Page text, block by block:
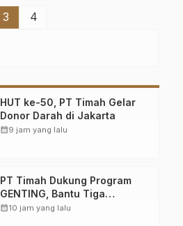
3 4
HUT ke-50, PT Timah Gelar
Donor Darah di Jakarta
calendar_month9 jam yang lalu
PT Timah Dukung Program
GENTING, Bantu Tiga
Keluarga Dapat Rumah Layak
calendar_month10 jam yang lalu